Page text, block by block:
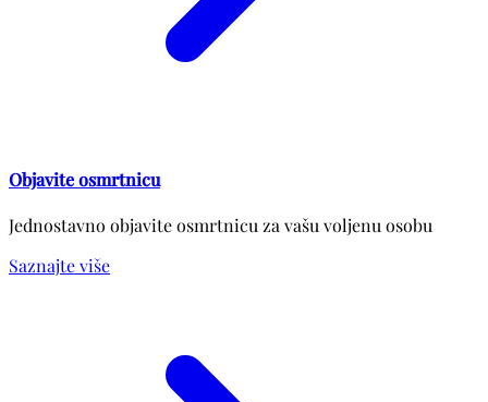
Objavite osmrtnicu
Jednostavno objavite osmrtnicu za vašu voljenu osobu
Saznajte više